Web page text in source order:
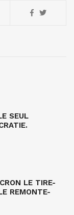
SEUL
LE TIRE-
REMONTE-